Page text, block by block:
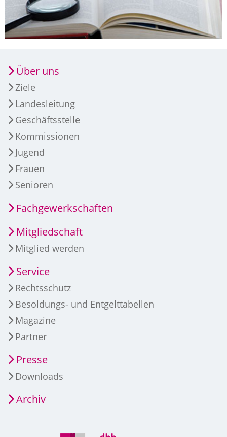
Über uns
Ziele
Landesleitung
Geschäftsstelle
Kommissionen
Jugend
Frauen
Senioren
Fachgewerkschaften
Mitgliedschaft
Mitglied werden
Service
Rechtsschutz
Besoldungs- und Entgelttabellen
Magazine
Partner
Presse
Downloads
Archiv